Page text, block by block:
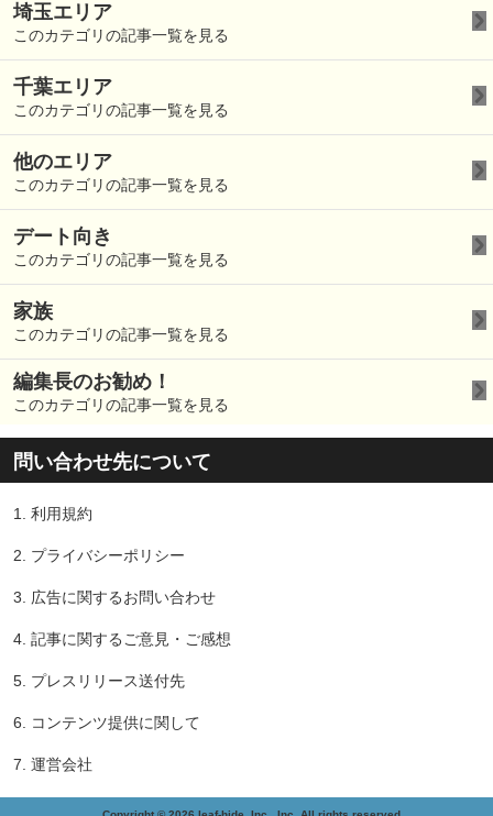
埼玉エリア
このカテゴリの記事一覧を見る
千葉エリア
このカテゴリの記事一覧を見る
他のエリア
このカテゴリの記事一覧を見る
デート向き
このカテゴリの記事一覧を見る
家族
このカテゴリの記事一覧を見る
編集長のお勧め！
このカテゴリの記事一覧を見る
問い合わせ先について
1. 利用規約
2. プライバシーポリシー
3. 広告に関するお問い合わせ
4. 記事に関するご意見・ご感想
5. プレスリリース送付先
6. コンテンツ提供に関して
7. 運営会社